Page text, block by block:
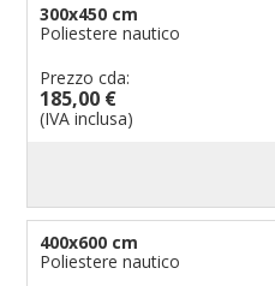
300x450 cm
Poliestere nautico
Prezzo cda:
185,00 €
(IVA inclusa)
400x600 cm
Poliestere nautico